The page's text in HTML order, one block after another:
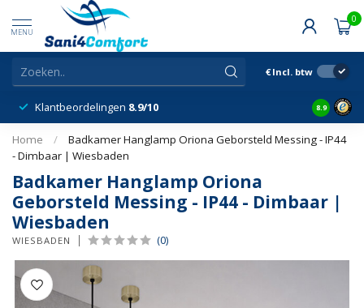
MENU
0
€ Incl. btw
Klantbeordelingen 8.9/10 8.9
Home /
Badkamer Hanglamp Oriona Geborsteld Messing - IP44
- Dimbaar | Wiesbaden
Badkamer Hanglamp Oriona
Geborsteld Messing - IP44 - Dimbaar |
Wiesbaden
WIESBADEN (0)